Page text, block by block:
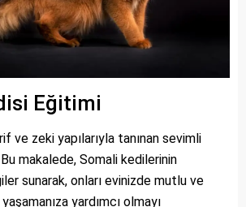
Eğitimi
ve zeki yapılarıyla tanınan sevimli
makalede, Somali kedilerinin
sunarak, onları evinizde mutlu ve
yardımcı olmayı